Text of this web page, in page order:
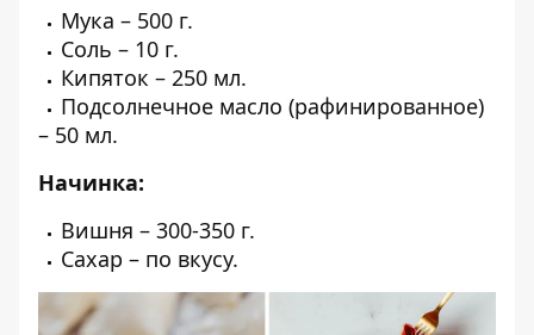
Мука – 500 г.
Соль – 10 г.
Кипяток – 250 мл.
Подсолнечное масло (рафинированное)
– 50 мл.
Начинка:
Вишня – 300-350 г.
Сахар – по вкусу.